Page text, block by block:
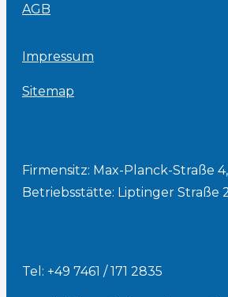
AGB
Impressum
Sitemap
Firmensitz: Max-Planck-Straße
Betriebsstätte: Liptinger Straße
Tel: +49 7461 / 171 2835